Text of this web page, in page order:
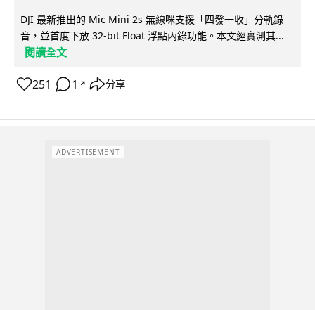
DJI 最新推出的 Mic Mini 2s 無線咪支援「四發一收」分軌錄
音，並首度下放 32-bit Float 浮點內錄功能。本文經實測其...
閱讀全文
251 1 ↗ 分享
ADVERTISEMENT